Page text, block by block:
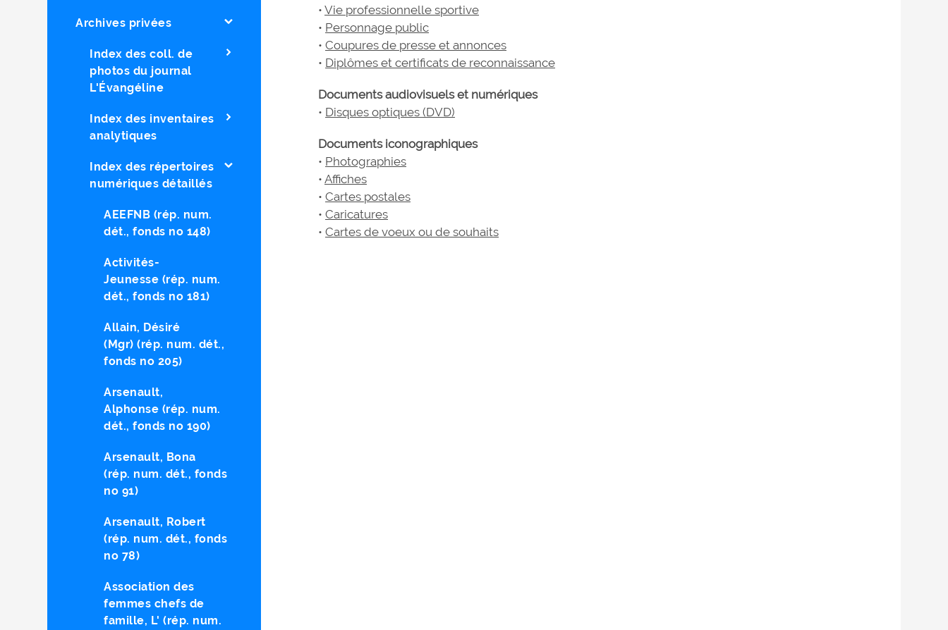
Archives privées
Index des coll. de
photos du journal
L'Évangéline
Index des inventaires
analytiques
Index des répertoires
numériques détaillés
AEEFNB (rép. num.
dét., fonds no 148)
Activités-
Jeunesse (rép. num.
dét., fonds no 181)
Allain, Désiré
(Mgr) (rép. num. dét.,
fonds no 205)
Arsenault,
Alphonse (rép. num.
dét., fonds no 190)
Arsenault, Bona
(rép. num. dét., fonds
no 91)
Arsenault, Robert
(rép. num. dét., fonds
no 78)
Association des
femmes chefs de
famille, L' (rép. num.
•Vie professionnelle sportive
• Personnage public
•Coupures de presse et annonces
• Diplômes et certificats de reconnaissance
Documents audiovisuels et numériques
• Disques optiques (DVD)
Documents iconographiques
• Photographies
•Affiches
•Cartes postales
•Caricatures
•Cartes de voeux ou de souhaits